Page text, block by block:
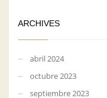
ARCHIVES
abril 2024
octubre 2023
septiembre 2023